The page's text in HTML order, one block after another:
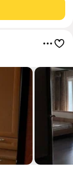
комнаты,